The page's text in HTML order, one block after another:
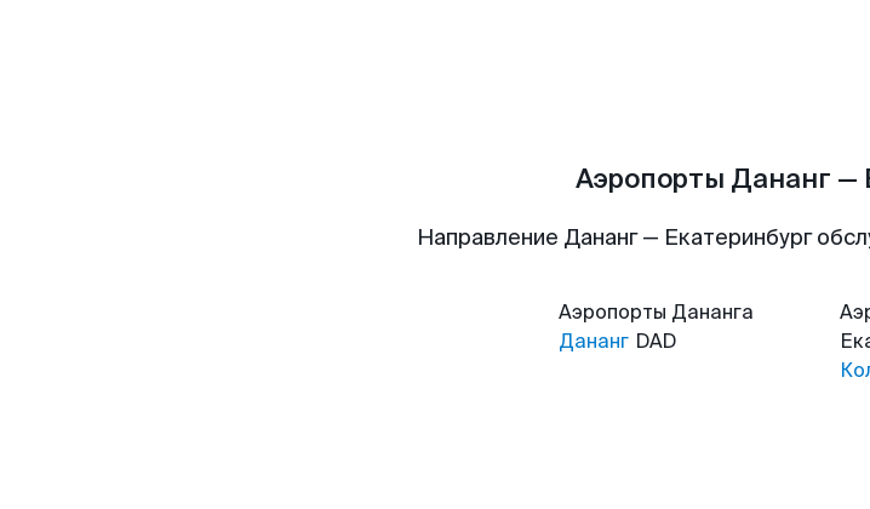
Аэропорты Дананг —
Направление Дананг — Екатеринбург
Аэропорты Дананга
Дананг DAD